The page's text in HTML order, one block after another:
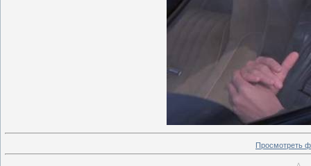
Просмотреть